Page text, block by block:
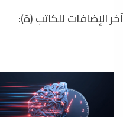
آخر الإضافات للكاتب (ة):